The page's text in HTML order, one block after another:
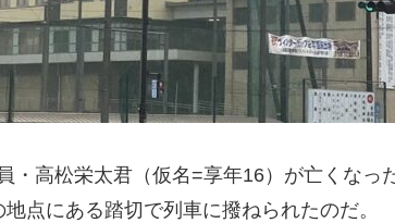
・高松栄太君（仮名=享年16）が亡くなっ
点にある踏切で列車に撥ねられたのだ。